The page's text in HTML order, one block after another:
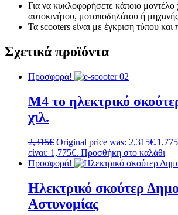
Για να κυκλοφορήσετε κάποιο μοντέλο
αυτοκινήτου, μοτοποδηλάτου ή
Τα scooters είναι με έγκριση τύπου και
Σχετικά προϊόντα
Προσφορά!
M4 το ηλεκτρικό
χιλ.
2,315€ Original price was: 2,315€.1,775
είναι: 1,775€. Προσθήκη στο καλάθι
Προσφορά!
Ηλεκτρικό σκούτερ
Αστυνομίας